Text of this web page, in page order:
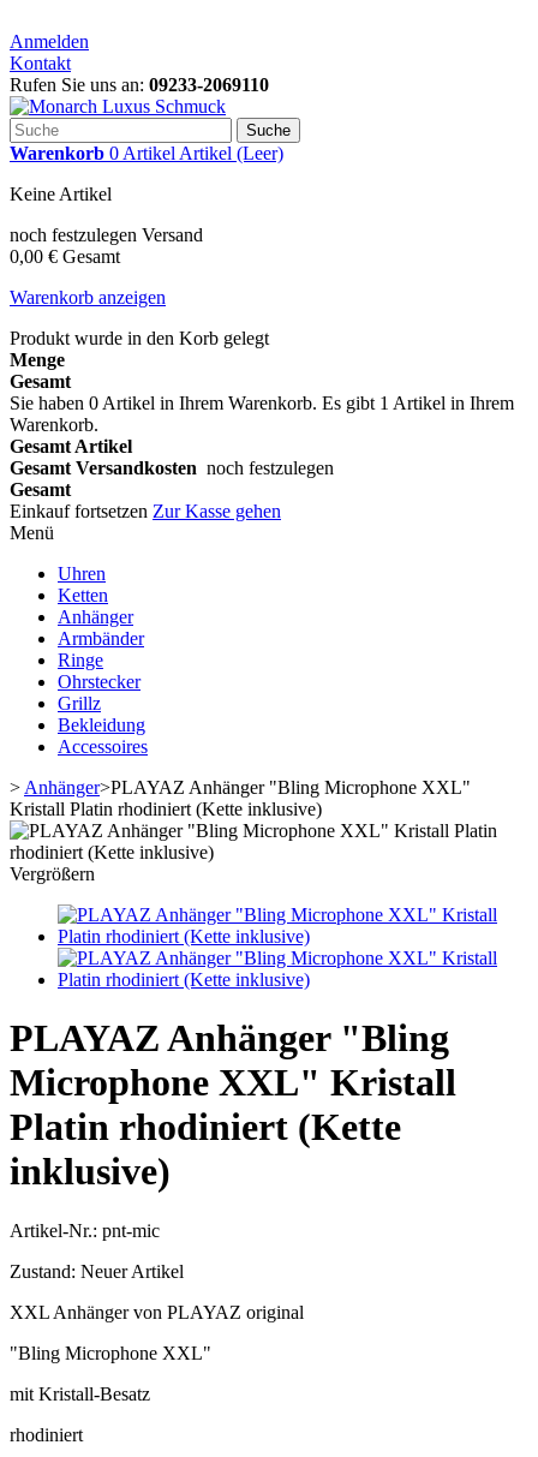
Anmelden
Kontakt
Rufen Sie uns an: 09233-2069110
Suche
Warenkorb 0 Artikel Artikel (Leer)
Keine Artikel
noch festzulegen Versand
0,00 € Gesamt
Warenkorb anzeigen
Produkt wurde in den Korb gelegt
Menge
Gesamt
Sie haben 0 Artikel in Ihrem Warenkorb. Es gibt 1 Artikel in Ihrem
Warenkorb.
Gesamt Artikel
Gesamt Versandkosten noch festzulegen
Gesamt
Einkauf fortsetzen Zur Kasse gehen
Menü
Uhren
Ketten
Anhänger
Armbänder
Ringe
Ohrstecker
Grillz
Bekleidung
Accessoires
> Anhänger>PLAYAZ Anhänger "Bling Microphone XXL"
Kristall Platin rhodiniert (Kette inklusive)
Vergrößern
PLAYAZ Anhänger "Bling
Microphone XXL" Kristall
Platin rhodiniert (Kette
inklusive)
Artikel-Nr.: pnt-mic
Zustand: Neuer Artikel
XXL Anhänger von PLAYAZ original
"Bling Microphone XXL"
mit Kristall-Besatz
rhodiniert